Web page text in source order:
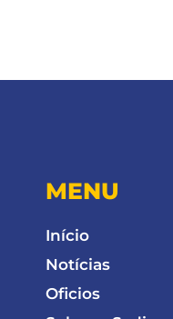
MENU
Início
Notícias
Oficios